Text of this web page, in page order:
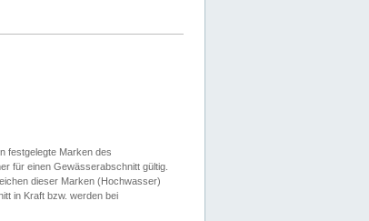
festgelegte Marken des
für einen Gewässerabschnitt gültig.
dieser Marken (Hochwasser)
in Kraft bzw. werden bei